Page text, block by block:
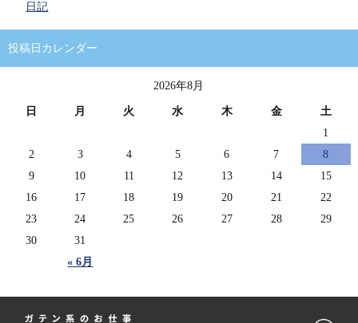
日記
投稿日カレンダー
2026年8月
日 月 火 水 木 金 土
« 6月
1
2
3 4 5 6 7
8
9
10 11 12 13 14
15
16
17 18 19 20 21
22
23
24 25 26 27 28
29
30
31